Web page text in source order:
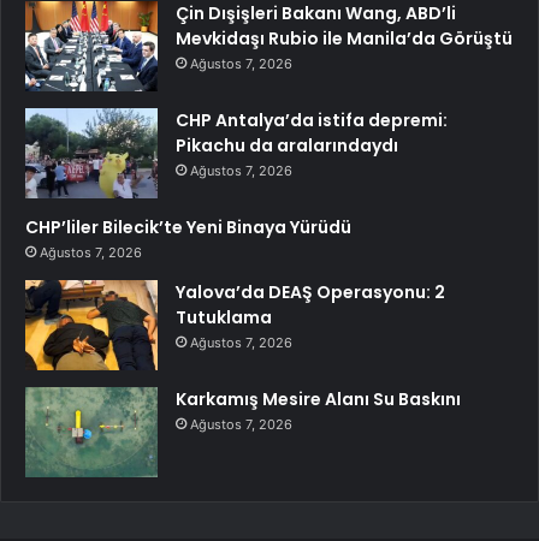
Çin Dışişleri Bakanı Wang, ABD’li
Mevkidaşı Rubio ile Manila’da Görüştü
Ağustos 7, 2026
CHP Antalya’da istifa depremi:
Pikachu da aralarındaydı
Ağustos 7, 2026
CHP’liler Bilecik’te Yeni Binaya Yürüdü
Ağustos 7, 2026
Yalova’da DEAŞ Operasyonu: 2
Tutuklama
Ağustos 7, 2026
Karkamış Mesire Alanı Su Baskını
Ağustos 7, 2026